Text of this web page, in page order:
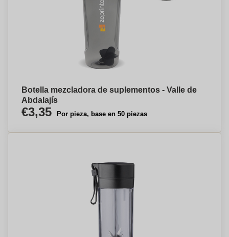
Botella mezcladora de suplementos - Valle de
Abdalajís
€3,35 Por pieza, base en 50 piezas